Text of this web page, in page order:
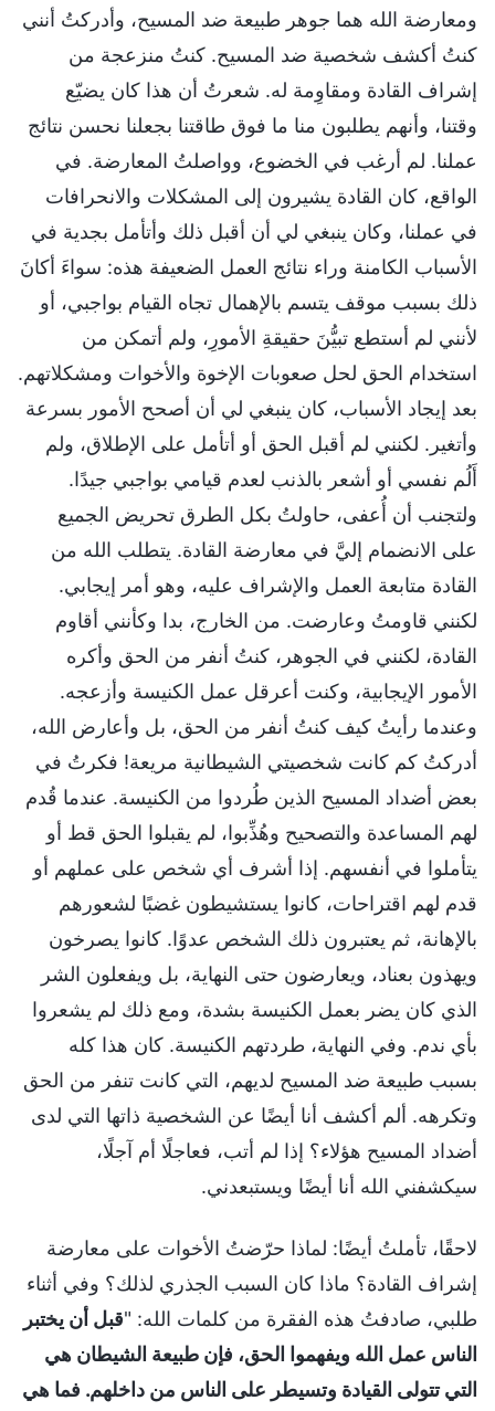
ومعارضة الله هما جوهر طبيعة ضد المسيح، وأدركتُ أنني
كنتُ أكشف شخصية ضد المسيح. كنتُ منزعجة من
إشراف القادة ومقاوِمة له. شعرتُ أن هذا كان يضيّع
وقتنا، وأنهم يطلبون منا ما فوق طاقتنا بجعلنا نحسن نتائج
عملنا. لم أرغب في الخضوع، وواصلتُ المعارضة. في
الواقع، كان القادة يشيرون إلى المشكلات والانحرافات
في عملنا، وكان ينبغي لي أن أقبل ذلك وأتأمل بجدية في
الأسباب الكامنة وراء نتائج العمل الضعيفة هذه: سواءَ أكانَ
ذلك بسبب موقف يتسم بالإهمال تجاه القيام بواجبي، أو
لأنني لم أستطع تبيُّنَ حقيقةِ الأمورِ، ولم أتمكن من
استخدام الحق لحل صعوبات الإخوة والأخوات ومشكلاتهم.
بعد إيجاد الأسباب، كان ينبغي لي أن أصحح الأمور بسرعة
وأتغير. لكنني لم أقبل الحق أو أتأمل على الإطلاق، ولم
أَلُم نفسي أو أشعر بالذنب لعدم قيامي بواجبي جيدًا.
ولتجنب أن أُعفى، حاولتُ بكل الطرق تحريض الجميع
على الانضمام إليَّ في معارضة القادة. يتطلب الله من
القادة متابعة العمل والإشراف عليه، وهو أمر إيجابي.
لكنني قاومتُ وعارضت. من الخارج، بدا وكأنني أقاوم
القادة، لكنني في الجوهر، كنتُ أنفر من الحق وأكره
الأمور الإيجابية، وكنت أعرقل عمل الكنيسة وأزعجه.
وعندما رأيتُ كيف كنتُ أنفر من الحق، بل وأعارض الله،
أدركتُ كم كانت شخصيتي الشيطانية مريعة! فكرتُ في
بعض أضداد المسيح الذين طُردوا من الكنيسة. عندما قُدم
لهم المساعدة والتصحيح وهُذِّبوا، لم يقبلوا الحق قط أو
يتأملوا في أنفسهم. إذا أشرف أي شخص على عملهم أو
قدم لهم اقتراحات، كانوا يستشيطون غضبًا لشعورهم
بالإهانة، ثم يعتبرون ذلك الشخص عدوًا. كانوا يصرخون
ويهذون بعناد، ويعارضون حتى النهاية، بل ويفعلون الشر
الذي كان يضر بعمل الكنيسة بشدة، ومع ذلك لم يشعروا
بأي ندم. وفي النهاية، طردتهم الكنيسة. كان هذا كله
بسبب طبيعة ضد المسيح لديهم، التي كانت تنفر من الحق
وتكرهه. ألم أكشف أنا أيضًا عن الشخصية ذاتها التي لدى
أضداد المسيح هؤلاء؟ إذا لم أتب، فعاجلًا أم آجلًا،
سيكشفني الله أنا أيضًا ويستبعدني.
لاحقًا، تأملتُ أيضًا: لماذا حرّضتُ الأخوات على معارضة
إشراف القادة؟ ماذا كان السبب الجذري لذلك؟ وفي أثناء
طلبي، صادفتُ هذه الفقرة من كلمات الله: "قبل أن يختبر
الناس عمل الله ويفهموا الحق، فإن طبيعة الشيطان هي
التي تتولى القيادة وتسيطر على الناس من داخلهم. فما هي